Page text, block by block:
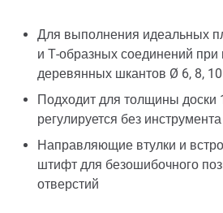
Для выполнения идеальных
и Т-образных соединений
деревянных шкантов Ø 6, 8,
Подходит для толщины доски
регулируется без инструмента
Направляющие втулки и
штифт для безошибочного
отверстий